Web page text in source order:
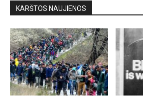
KARŠTOS NAUJIENOS